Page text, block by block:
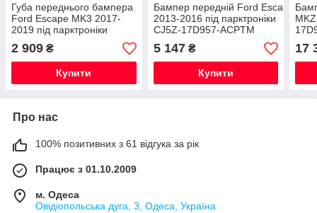
Губа переднього бампера
Ford Escape MK3 2017-
2019 під парктроніки
GJ5Z-17D957-AC
2 909 ₴
Купити
Бампер передній Ford Escape MK3
2013-2016 під парктроніки
CJ5Z-17D957-ACPTM
5 147₴
Купити
17
Про нас
100% позитивних з 61 відгука за рік
Працює з 01.10.2009
м. Одеса
Овідіопольська дуга, 3, Одеса, Україна